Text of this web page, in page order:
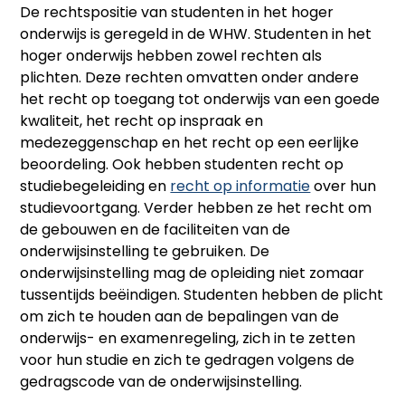
De rechtspositie van studenten in het hoger
onderwijs is geregeld in de WHW. Studenten in het
hoger onderwijs hebben zowel rechten als
plichten. Deze rechten omvatten onder andere
het recht op toegang tot onderwijs van een goede
kwaliteit, het recht op inspraak en
medezeggenschap en het recht op een eerlijke
beoordeling. Ook hebben studenten recht op
studiebegeleiding en recht op informatieover hun
studievoortgang. Verder hebben ze het recht om
de gebouwen en de faciliteiten van de
onderwijsinstelling te gebruiken. De
onderwijsinstelling mag de opleiding niet zomaar
tussentijds beëindigen. Studenten hebben de plicht
om zich te houden aan de bepalingen van de
onderwijs- en examenregeling, zich in te zetten
voor hun studie en zich te gedragen volgens de
gedragscode van de onderwijsinstelling.